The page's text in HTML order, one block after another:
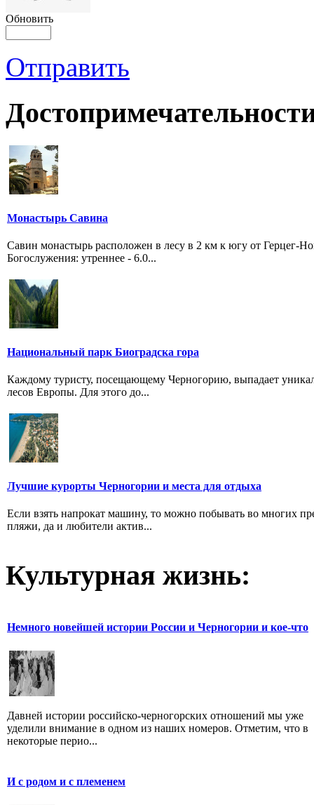
Обновить
Отправить
Монастырь Савина
Савин монастырь расположен в лесу в 2 км к югу от Герцег-
Богослужения: утреннее - 6.0...
Национальный парк Биоградска гора
Каждому туристу, посещающему Черногорию, выпадает
лесов Европы. Для этого до...
Лучшие курорты Черногории и места для отдыха
Если взять напрокат машину, то можно побывать во многих
пляжи, да и любители актив...
Культурная жизнь:
Немного новейшей истории России и Черногории и кое-что
Давней истории российско-черногорских отношений мы уже
уделили внимание в одном из наших номеров. Отметим, что в
некоторые перио...
И с родом и с племенем